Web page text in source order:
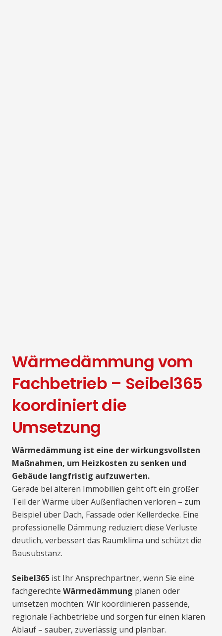
Wärmedämmung vom
Fachbetrieb – Seibel365
koordiniert die
Umsetzung
Wärmedämmung ist eine der wirkungsvollsten
Maßnahmen, um Heizkosten zu senken und
Gebäude langfristig aufzuwerten.
Gerade bei älteren Immobilien geht oft ein großer
Teil der Wärme über Außenflächen verloren – zum
Beispiel über Dach, Fassade oder Kellerdecke. Eine
professionelle Dämmung reduziert diese Verluste
deutlich, verbessert das Raumklima und schützt die
Bausubstanz.
Seibel365 ist Ihr Ansprechpartner, wenn Sie eine
fachgerechte Wärmedämmung planen oder
umsetzen möchten: Wir koordinieren passende,
regionale Fachbetriebe und sorgen für einen klaren
Ablauf – sauber, zuverlässig und planbar.